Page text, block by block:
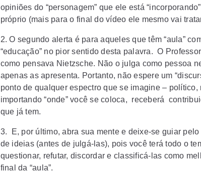
opiniões do “personagem” que ele está
próprio (mais para o final do vídeo ele mesmo vai
2. O segundo alerta é para aqueles que têm “aula”
“educação” no pior sentido desta palavra. O
como pensava Nietzsche. Não o julga como pessoa
apenas as apresenta. Portanto, não espere um
ponto de qualquer espectro que se imagine –
importando “onde” você se coloca, receberá
que já tem.
3.
E, por último, abra sua mente e deixe-se guiar
de ideias (antes de julgá-las), pois você terá todo o
questionar, refutar, discordar e classificá-las como
final da “aula”.